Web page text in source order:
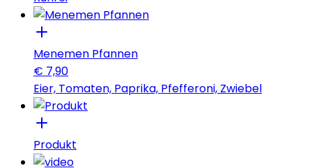
Menemen Pfannen
€ 7,90
Eier, Tomaten, Paprika, Pfefferoni, Zwiebel
Produkt